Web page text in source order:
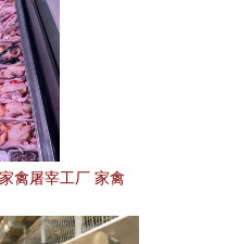
禽屠宰工厂 家禽